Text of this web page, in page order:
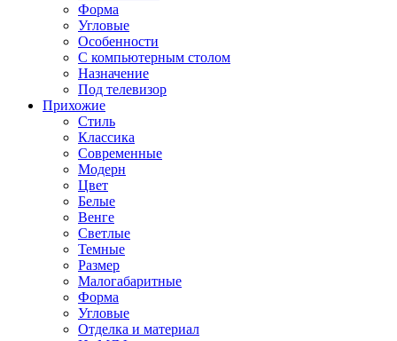
Форма
Угловые
Особенности
С компьютерным столом
Назначение
Под телевизор
Прихожие
Стиль
Классика
Современные
Модерн
Цвет
Белые
Венге
Светлые
Темные
Размер
Малогабаритные
Форма
Угловые
Отделка и материал